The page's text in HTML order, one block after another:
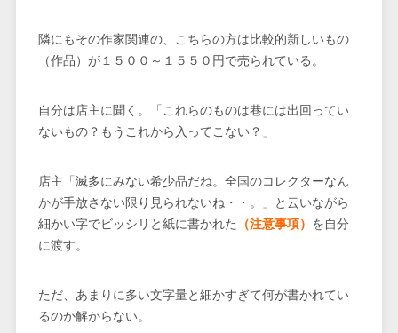
隣にもその作家関連の、こちらの方は比較的新しいもの
（作品）が１５００～１５５０円で売られている。
自分は店主に聞く。「これらのものは巷には出回ってい
ないもの？もうこれから入ってこない？」
店主「滅多にみない希少品だね。全国のコレクターなん
かが手放さない限り見られないね・・。」と云いながら
細かい字でビッシリと紙に書かれた （注意事項） を自分
に渡す。
ただ、あまりに多い文字量と細かすぎて何が書かれてい
るのか解からない。